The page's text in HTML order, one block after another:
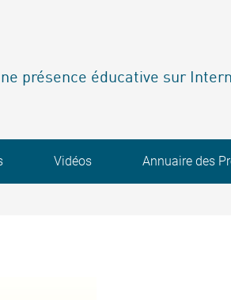
présence éducative sur
Vidéos Annuaire des